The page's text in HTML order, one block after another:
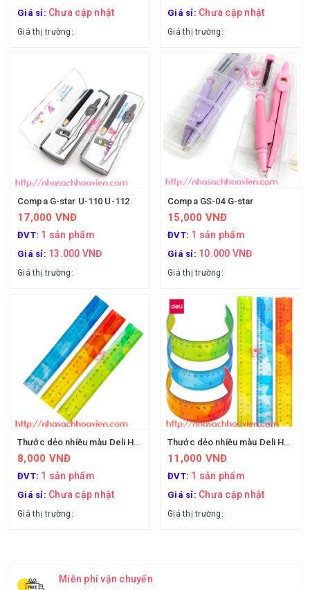
Giá sỉ: Chưa cập nhật
Giá thị trường:
Giá sỉ: Chưa cập nhật
Giá thị trường:
Compa G-star U-110 U-112
17,000 VNĐ
ĐVT: 1 sản phẩm
Giá sỉ: 13.000 VNĐ
Giá thị trường:
Compa GS-04 G-star
15,000 VNĐ
ĐVT: 1 sản phẩm
Giá sỉ: 10.000 VNĐ
Giá thị trường:
Thước dẻo nhiều màu Deli H650 20cm
8,000 VNĐ
ĐVT: 1 sản phẩm
Giá sỉ: Chưa cập nhật
Giá thị trường:
Thước dẻo nhiều màu Deli H651 30cm
11,000 VNĐ
ĐVT: 1 sản phẩm
Giá sỉ: Chưa cập nhật
Giá thị trường:
Miễn phí vận chuyển